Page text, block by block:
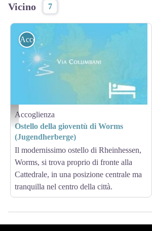
Vicino 7
Auberge de Jeunesse de Worms - geotrek Jean Lenormand
Accoglienza
Accoglienza
Ostello della gioventù di Worms
(Jugendherberge)
Il modernissimo ostello di Rheinhessen,
Worms, si trova proprio di fronte alla
Cattedrale, in una posizione centrale ma
tranquilla nel centro della città.